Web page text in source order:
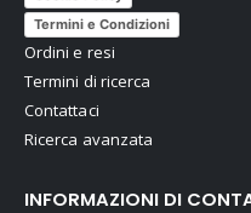
Termini e Condizioni
Ordini e resi
Termini di ricerca
Contattaci
Ricerca avanzata
INFORMAZIONI DI